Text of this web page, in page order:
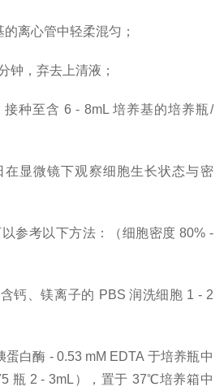
离心管中轻柔混匀；
钟，弃去上清液；
种至含 6 - 8mL 培养基的培养瓶/
显微镜下观察细胞生长状态与密
参考以下方法：（细胞密度 80% -
钙、镁离子的 PBS 润洗细胞 1 - 2
白酶 - 0.53 mM EDTA 于培养瓶中
瓶 2 - 3mL），置于 37℃培养箱中